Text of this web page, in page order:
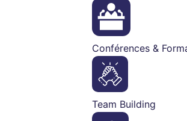
Conférences &
Team Building